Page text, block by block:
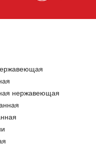
нержавеющая